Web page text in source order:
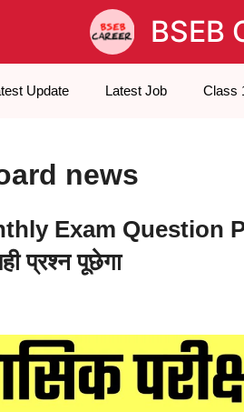
BSEB
Update Latest Job Class
news
Exam Question
प्रश्न पूछेगा